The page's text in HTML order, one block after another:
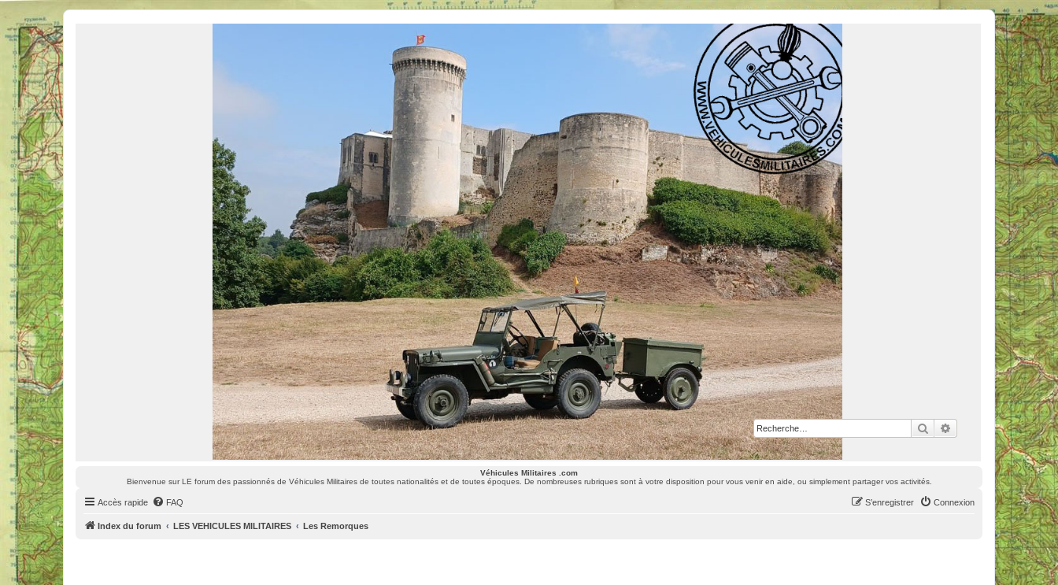
RechercherRecherche avancée
Bienvenue sur LE forum des passionnés de Véhicules Militaires de toutes nationalités et de toutes époques. De nombreuses rubriques sont à votre disposition pour vous venir en aide, ou simplement partager vos activités.
Véhicules Militaires .com
Bienvenue sur LE forum des passionnés de Véhicules Militaires de toutes nationalités et de toutes époques. De nombreuses rubriques sont à votre disposition pour vous venir en aide, ou simplement partager vos activités.
Accès rapide FAQ Connexion
S’enregistrer
Index du forum LES VEHICULES MILITAIRES Les Remorques